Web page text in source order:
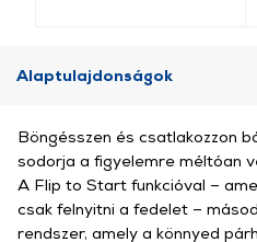
Alaptulajdonságok
Böngésszen és csatlakozzon
sodorja a figyelemre méltóan
A Flip to Start funkcióval –
csak felnyitni a fedelet –
rendszer, amely a könnyed